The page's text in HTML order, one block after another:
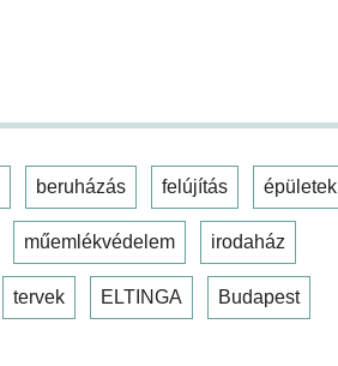
beruházás felújítás épületek
műemlékvédelem irodaház
tervek ELTINGA Budapest